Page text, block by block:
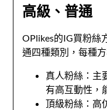
高級、普通
OPlikes的IG買粉絲
通四種類別，每種
真人粉絲：主
有高互動性，
頂級粉絲：高